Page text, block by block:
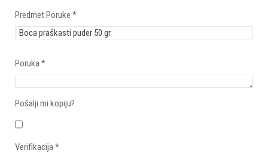
Predmet Poruke *
Poruka *
Pošalji mi kopiju?
Verifikacija *